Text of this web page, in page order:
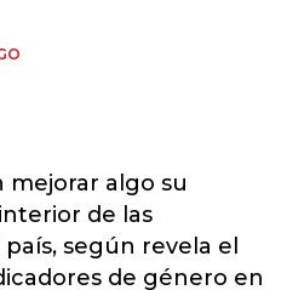
mejorar algo su
de las
según revela el
de género en